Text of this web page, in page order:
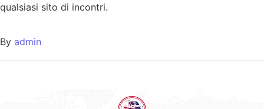
qualsiasi sito di incontri.
By admin